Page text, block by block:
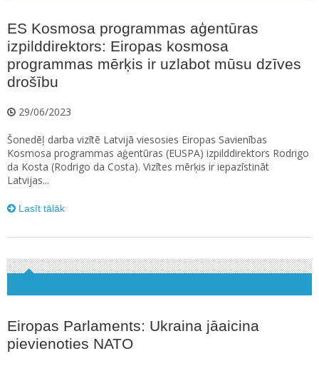
ES Kosmosa programmas aģentūras
izpilddirektors: Eiropas kosmosa
programmas mērķis ir uzlabot mūsu dzīves
drošību
29/06/2023
Šonedēļ darba vizītē Latvijā viesosies Eiropas Savienības
Kosmosa programmas aģentūras (EUSPA) izpilddirektors Rodrigo
da Kosta (Rodrigo da Costa). Vizītes mērķis ir iepazīstināt
Latvijas...
Lasīt tālāk
Eiropas Parlaments: Ukraina jāaicina
pievienoties NATO